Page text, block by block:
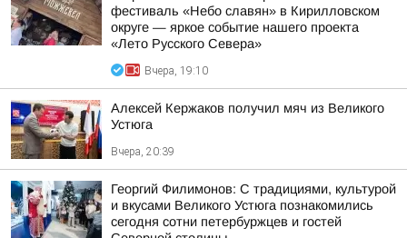
фестиваль «Небо славян» в Кирилловском
округе — яркое событие нашего проекта
«Лето Русского Севера»
Вчера, 19:10
Алексей Кержаков получил мяч из Великого
Устюга
Вчера, 20:39
Георгий Филимонов: С традициями, культурой
и вкусами Великого Устюга познакомились
сегодня сотни петербуржцев и гостей